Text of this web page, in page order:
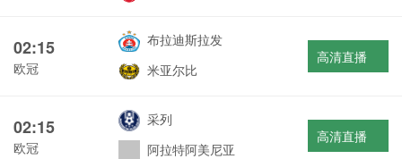
02:15
欧冠
布拉迪斯拉发
米亚尔比
高清直播
02:15
欧冠
采列
阿拉特阿美尼亚
高清直播